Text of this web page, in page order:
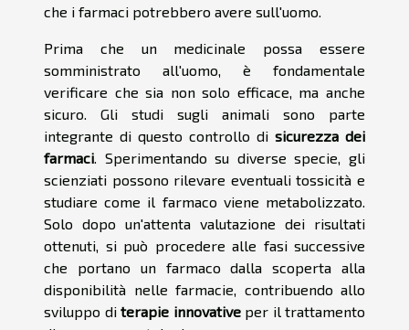
che i farmaci potrebbero avere sull'uomo.
Prima che un medicinale possa essere
somministrato all'uomo, è fondamentale
verificare che sia non solo efficace, ma anche
sicuro. Gli studi sugli animali sono parte
integrante di questo controllo di sicurezza dei
farmaci. Sperimentando su diverse specie, gli
scienziati possono rilevare eventuali tossicità e
studiare come il farmaco viene metabolizzato.
Solo dopo un'attenta valutazione dei risultati
ottenuti, si può procedere alle fasi successive
che portano un farmaco dalla scoperta alla
disponibilità nelle farmacie, contribuendo allo
sviluppo di terapie innovativeper il trattamento